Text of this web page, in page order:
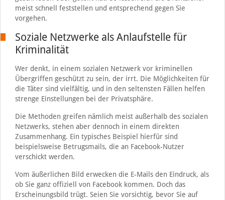
meist schnell feststellen und entsprechend gegen Sie
vorgehen.
Soziale Netzwerke als Anlaufstelle für
Kriminalität
Wer denkt, in einem sozialen Netzwerk vor kriminellen
Übergriffen geschützt zu sein, der irrt. Die Möglichkeiten für
die Täter sind vielfältig, und in den seltensten Fällen helfen
strenge Einstellungen bei der Privatsphäre.
Die Methoden greifen nämlich meist außerhalb des sozialen
Netzwerks, stehen aber dennoch in einem direkten
Zusammenhang. Ein typisches Beispiel hierfür sind
beispielsweise Betrugsmails, die an Facebook-Nutzer
verschickt werden.
Vom äußerlichen Bild erwecken die E-Mails den Eindruck, als
ob Sie ganz offiziell von Facebook kommen. Doch das
Erscheinungsbild trügt. Seien Sie vorsichtig, bevor Sie auf